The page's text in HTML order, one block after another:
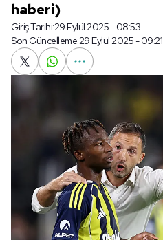
haberi)
Giriş Tarihi:29 Eylül 2025 - 08:53
Son Güncelleme:29 Eylül 2025 - 09:21